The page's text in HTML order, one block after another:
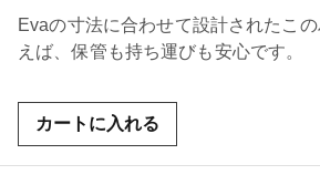
Evaの寸法に合わせて設計されたこ
えば、保管も持ち運びも安心です。
カートに入れる